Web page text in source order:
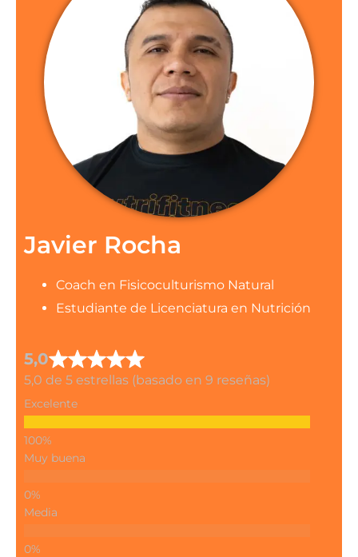
Javier Rocha
Coach en Fisicoculturismo Natural
Estudiante de Licenciatura en Nutrición
5,0
5,0 de 5 estrellas (basado en 9 reseñas)
Excelente
Muy buena
Media